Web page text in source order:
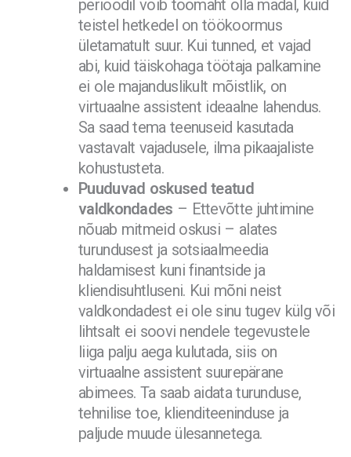
perioodil võib töömaht olla madal, kuid
teistel hetkedel on töökoormus
ületamatult suur. Kui tunned, et vajad
abi, kuid täiskohaga töötaja palkamine
ei ole majanduslikult mõistlik, on
virtuaalne assistent ideaalne lahendus.
Sa saad tema teenuseid kasutada
vastavalt vajadusele, ilma pikaajaliste
kohustusteta.
Puuduvad oskused teatud
valdkondades – Ettevõtte juhtimine
nõuab mitmeid oskusi – alates
turundusest ja sotsiaalmeedia
haldamisest kuni finantside ja
kliendisuhtluseni. Kui mõni neist
valdkondadest ei ole sinu tugev külg või
lihtsalt ei soovi nendele tegevustele
liiga palju aega kulutada, siis on
virtuaalne assistent suurepärane
abimees. Ta saab aidata turunduse,
tehnilise toe, klienditeeninduse ja
paljude muude ülesannetega.